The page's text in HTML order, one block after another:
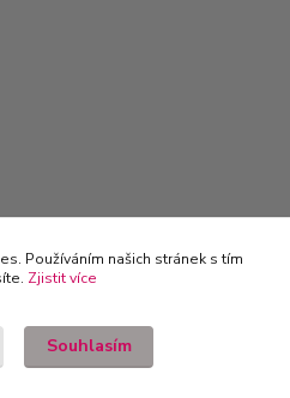
Používáním našich stránek s tím
Zjistit více
Souhlasím